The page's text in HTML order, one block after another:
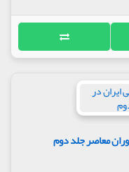
معاصر جلد دوم